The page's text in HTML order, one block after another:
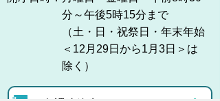
分～午後5時15分まで
（土・日・祝祭日・年末年始
＜12月29日から1月3日＞は
除く）